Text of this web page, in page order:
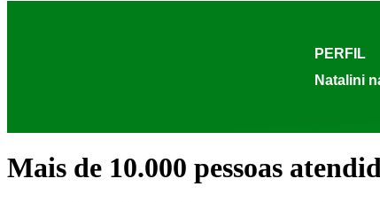
PERFIL
Natalini
Mais de 10.000 pessoas